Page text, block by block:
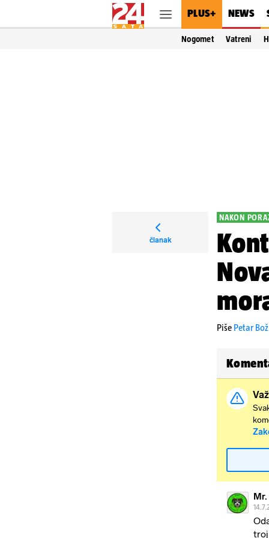
PLUS+ NEWS
Nogomet Vatreni
članak
NAKON
Piše Petar